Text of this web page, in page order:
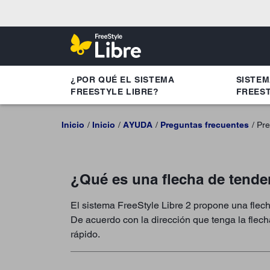
¿POR QUÉ EL SISTEMA
FREESTYLE LIBRE?
Inicio Inicio AYUDA Preguntas frecuentes
¿Qué es una flecha de
El sistema FreeStyle Libre 2 propone una
De acuerdo con la dirección que tenga la
rápido.